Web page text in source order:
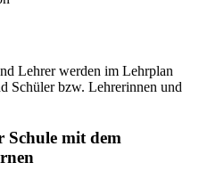
Lehrer werden im Lehrplan
Schüler bzw. Lehrerinnen und
Schule mit dem